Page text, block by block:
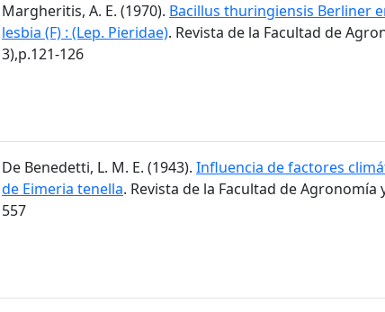
Margheritis, A. E. (1970). Bacillus thuringiensis Berliner
lesbia (F) : (Lep. Pieridae). Revista de la Facultad de
3),p.121-126
De Benedetti, L. M. E. (1943). Influencia de factores
de Eimeria tenella. Revista de la Facultad de Agronomía
557